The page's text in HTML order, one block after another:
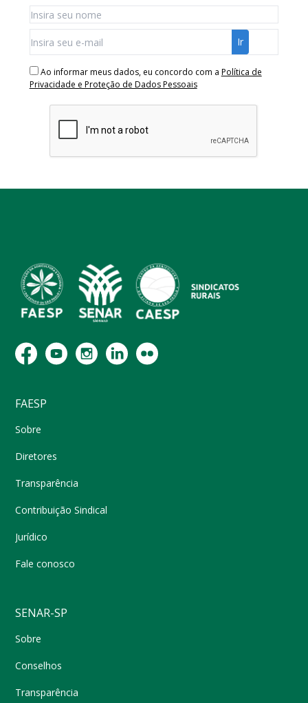
Ao informar meus dados, eu concordo com a Política de
Privacidade e Proteção de Dados Pessoais
FAESP
Sobre
Diretores
Transparência
Contribuição Sindical
Jurídico
Fale conosco
SENAR-SP
Sobre
Conselhos
Transparência